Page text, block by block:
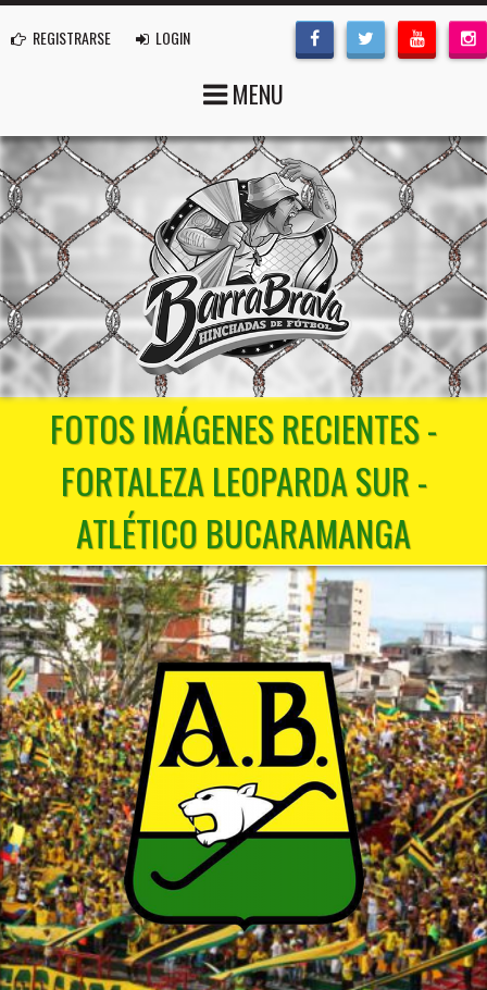
REGISTRARSE LOGIN
MENU
FOTOS IMÁGENES RECIENTES -
FORTALEZA LEOPARDA SUR -
ATLÉTICO BUCARAMANGA